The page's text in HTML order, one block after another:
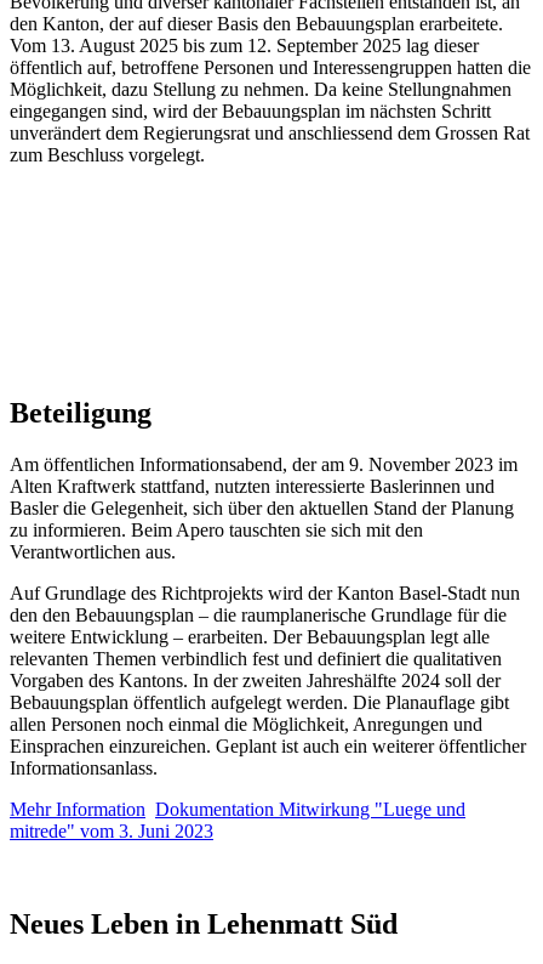
den Kanton, der auf dieser Basis den Bebauungsplan erarbeitete.
Vom 13. August 2025 bis zum 12. September 2025 lag dieser
öffentlich auf, betroffene Personen und Interessengruppen hatten die
Möglichkeit, dazu Stellung zu nehmen. Da keine Stellungnahmen
eingegangen sind, wird der Bebauungsplan im nächsten Schritt
unverändert dem Regierungsrat und anschliessend dem Grossen Rat
zum Beschluss vorgelegt.
Beteiligung
Am öffentlichen Informationsabend, der am 9. November 2023 im
Alten Kraftwerk stattfand, nutzten interessierte Baslerinnen und
Basler die Gelegenheit, sich über den aktuellen Stand der Planung
zu informieren. Beim Apero tauschten sie sich mit den
Verantwortlichen aus.
Auf Grundlage des Richtprojekts wird der Kanton Basel-Stadt nun
den den Bebauungsplan – die raumplanerische Grundlage für die
weitere Entwicklung – erarbeiten. Der Bebauungsplan legt alle
relevanten Themen verbindlich fest und definiert die qualitativen
Vorgaben des Kantons. In der zweiten Jahreshälfte 2024 soll der
Bebauungsplan öffentlich aufgelegt werden. Die Planauflage gibt
allen Personen noch einmal die Möglichkeit, Anregungen und
Einsprachen einzureichen. Geplant ist auch ein weiterer öffentlicher
Informationsanlass.
Mehr Information Dokumentation Mitwirkung "Luege und
mitrede" vom 3. Juni 2023
Neues Leben in Lehenmatt Süd